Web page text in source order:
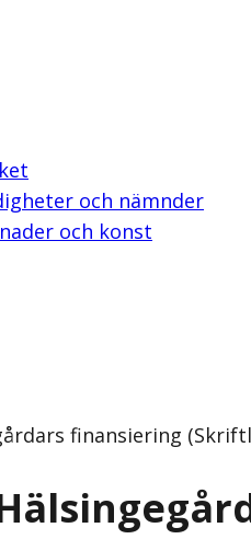
och nämnder
och konst
finansiering